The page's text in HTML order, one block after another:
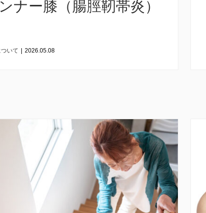
ナー膝（腸脛靭帯炎）
いて | 2026.05.08